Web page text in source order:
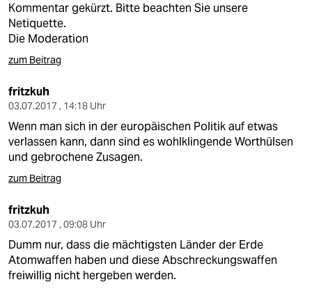
Kommentar gekürzt. Bitte beachten Sie unsere
Netiquette.
Die Moderation
zum Beitrag
fritzkuh
03.07.2017 , 14:18 Uhr
Wenn man sich in der europäischen Politik auf etwas
verlassen kann, dann sind es wohlklingende Worthülsen
und gebrochene Zusagen.
zum Beitrag
fritzkuh
03.07.2017 , 09:08 Uhr
Dumm nur, dass die mächtigsten Länder der Erde
Atomwaffen haben und diese Abschreckungswaffen
freiwillig nicht hergeben werden.